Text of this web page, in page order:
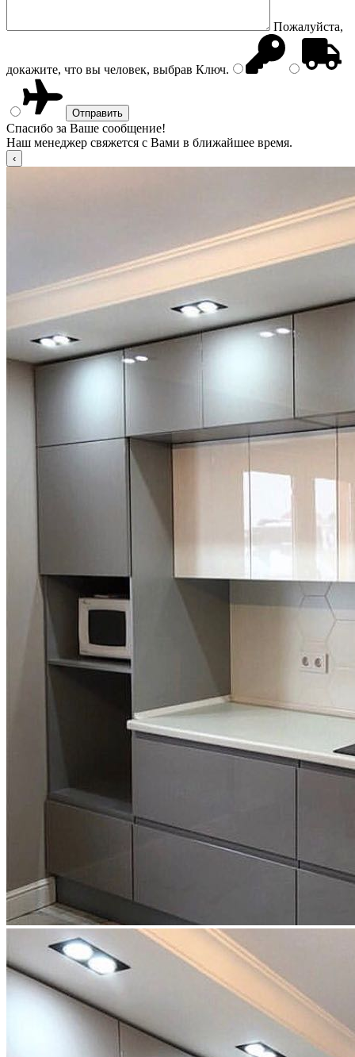
Пожалуйста,
докажите, что вы человек, выбрав Ключ.
Спасибо за Ваше сообщение!
Наш менеджер свяжется с Вами в ближайшее время.